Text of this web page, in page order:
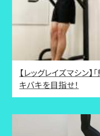
【レッグレイズマシン
キバキを目指せ！